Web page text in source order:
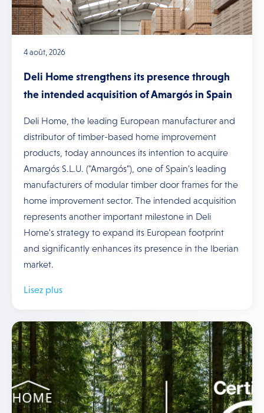
4 août, 2026
Deli Home strengthens its presence through
the intended acquisition of Amargós in Spain
Deli Home, the leading European manufacturer and
distributor of timber-based home improvement
products, today announces its intention to acquire
Amargós S.L.U. ("Amargós"), one of Spain's leading
manufacturers of modular timber door frames for the
home improvement sector. The intended acquisition
represents another important milestone in Deli
Home's strategy to expand its European footprint
and significantly enhances its presence in the Iberian
market.
Lisez plus